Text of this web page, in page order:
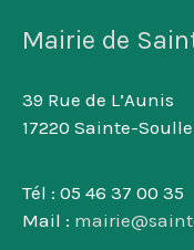
Mairie de
39 Rue de L’Aunis
17220 Sainte-Soulle
Tél : 05 46 37 00 35
Mail :